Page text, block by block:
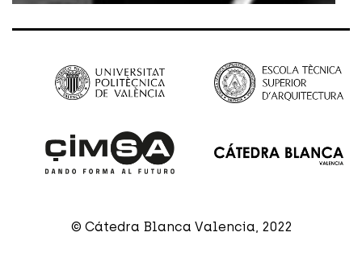
© Cátedra Blanca Valencia, 2022